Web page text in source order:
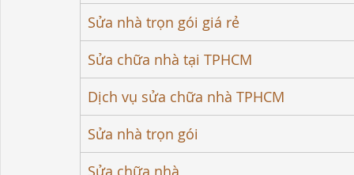
Sửa nhà trọn gói giá rẻ
Sửa chữa nhà tại TPHCM
Dịch vụ sửa chữa nhà TPHCM
Sửa nhà trọn gói
Sửa chữa nhà